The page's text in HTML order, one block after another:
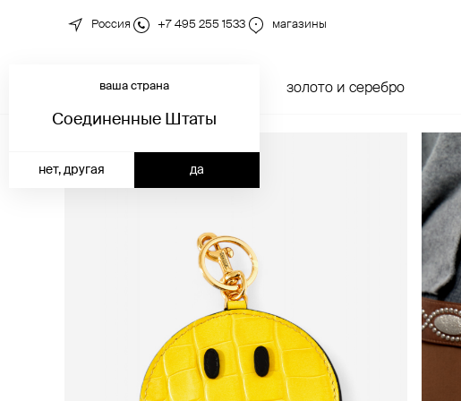
Россия +7 495 255 1533 магазины
новинки золото и серебро
ваша страна
Соединенные Штаты
да
нет, другая